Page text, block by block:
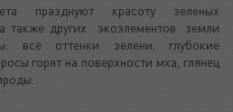
празднуют красоту зеленых
а также других экоэлементов: земли
все оттенки зелени, глубокие
горят на поверхности мха, глянец